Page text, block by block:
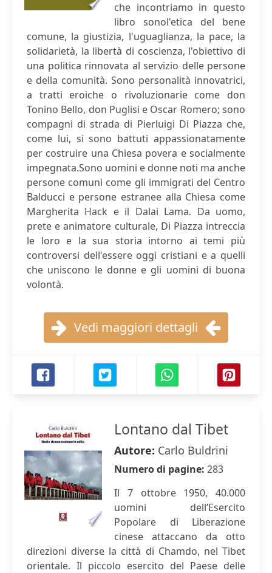
che incontriamo in questo
libro sonol'etica del bene
comune, la giustizia, l'uguaglianza, la pace, la
solidarietà, la libertà di coscienza, l'obiettivo di
una politica rinnovata al servizio delle persone
e della comunità. Sono personalità innovatrici,
a tratti eroiche o rivoluzionarie come don
Tonino Bello, don Puglisi e Oscar Romero; sono
compagni di strada di Pierluigi Di Piazza che,
come lui, si sono battuti appassionatamente
per costruire una Chiesa povera e socialmente
impegnata.Sono uomini e donne noti ma anche
persone comuni come gli immigrati del Centro
Balducci e persone estranee alla Chiesa come
Margherita Hack e il Dalai Lama. Da uomo,
prete e animatore culturale, Di Piazza intreccia
le loro e la sua storia intorno ai temi più
controversi dell'essere oggi cristiani e a quelli
che uniscono le donne e gli uomini di buona
volontà.
Vedi maggiori dettagli
Lontano dal Tibet
Autore: Carlo Buldrini
Numero di pagine: 283
Il 7 ottobre 1950, 40.000
uomini dell’Esercito
Popolare di Liberazione
cinese attaccano da otto
direzioni diverse la città di Chamdo, nel Tibet
orientale. Il piccolo esercito del Paese delle